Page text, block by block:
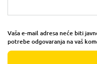
Vaša e-mail adresa neće biti
potrebe odgovaranja na vaš